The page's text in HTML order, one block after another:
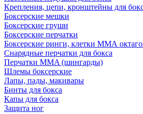
Крепления, цепи, кронштейны для
Боксерские мешки
Боксерские груши
Боксерские перчатки
Боксерские ринги, клетки ММА
Снарядные перчатки для бокса
Перчатки MMA (шингарды)
Шлемы боксерские
Лапы, пады, макивары
Бинты для бокса
Капы для бокса
Защита ног